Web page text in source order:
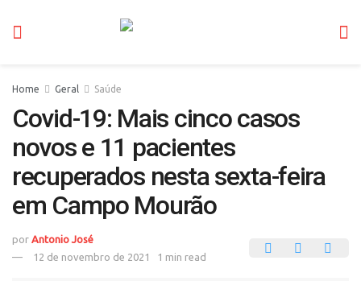
Home Geral Saúde
Covid-19: Mais cinco casos
novos e 11 pacientes
recuperados nesta sexta-feira
em Campo Mourão
por Antonio José
12 de novembro de 2021
1 min read